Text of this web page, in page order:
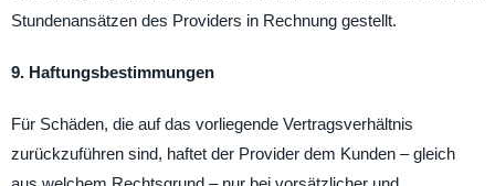
Stundenansätzen des Providers in Rechnung gestellt.
9. Haftungsbestimmungen
Für Schäden, die auf das vorliegende Vertragsverhältnis
zurückzuführen sind, haftet der Provider dem Kunden – gleich